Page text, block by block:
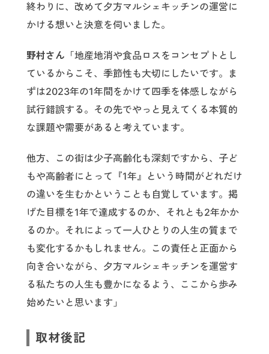
終わりに、改めて夕方マルシェキッチンの運営に
かける想いと決意を伺いました。
野村さん 「地産地消や食品ロスをコンセプトとし
ているからこそ、季節性も大切にしたいです。ま
ずは2023年の1年間をかけて四季を体感しながら
試行錯誤する。その先でやっと見えてくる本質的
な課題や需要があると考えています。
他方、この街は少子高齢化も深刻ですから、子ど
もや高齢者にとって『1年』という時間がどれだけ
の違いを生むかということも自覚しています。掲
げた目標を1年で達成するのか、それとも2年かか
るのか。それによって一人ひとりの人生の質まで
も変化するかもしれません。この責任と正面から
向き合いながら、夕方マルシェキッチンを運営す
る私たちの人生も豊かになるよう、ここから歩み
始めたいと思います」
取材後記